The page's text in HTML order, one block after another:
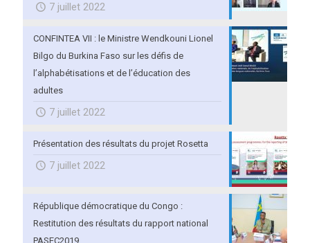
7 juillet 2022
CONFINTEA VII : le Ministre Wendkouni Lionel
Bilgo du Burkina Faso sur les défis de
l’alphabétisations et de l’éducation des
adultes
7 juillet 2022
Présentation des résultats du projet Rosetta
7 juillet 2022
République démocratique du Congo :
Restitution des résultats du rapport national
PASEC2019